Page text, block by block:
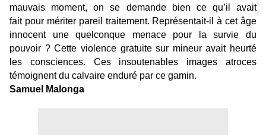
mauvais moment, on se demande bien ce qu’il avait
fait pour mériter pareil traitement. Représentait-il à cet âge
innocent une quelconque menace pour la survie du
pouvoir ? Cette violence gratuite sur mineur avait heurté
les consciences. Ces insoutenables images atroces
témoignent du calvaire enduré par ce gamin.
Samuel Malonga